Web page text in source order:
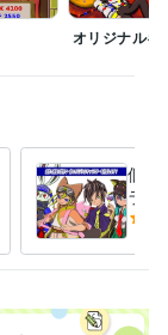
オリジナルキ
個性
ラク
ンプ